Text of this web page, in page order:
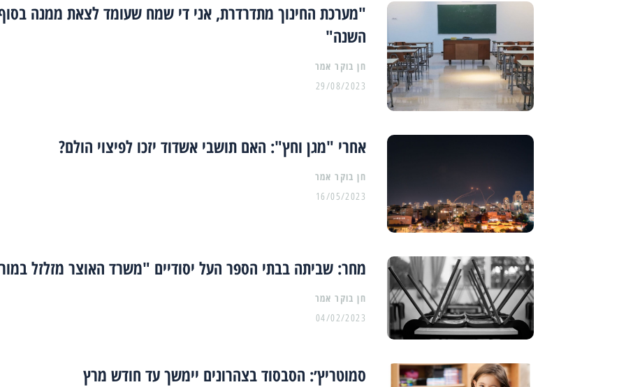
"מערכת החינוך מתדרדרת, אני די שמח שעומד לצאת ממנה
השנה"
29/08/2023
אחרי "מגן וחץ": האם תושבי אשדוד יזכו לפיצוי הולם?
16/05/2023
מחר: שביתה בבתי הספר העל יסודיים "משרד האוצר מזלזל
04/02/2023
סמוטריץ׳: הסבסוד בצהרונים יימשך עד חודש מרץ